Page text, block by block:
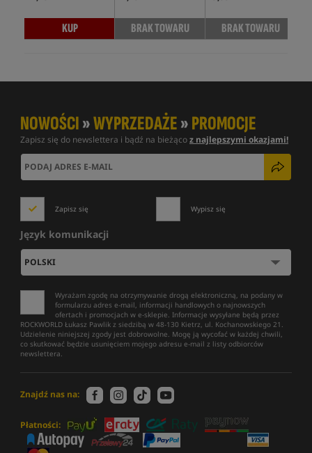
KUP BRAK TOWARU BRAK TOWARU
NOWOŚCI»WYPRZEDAŻE»PROMOCJE
Zapisz się do newslettera i bądź na bieżącoz najlepszymi okazjami!
Zapisz się Wypisz się
Język komunikacji
Wyrażam zgodę na otrzymywanie drogą elektroniczną, na podany w
formularzu adres e-mail, informacji handlowych o najnowszych
ofertach i promocjach w e-sklepie. Informacje wysyłane będą przez
ROCKWORLD Łukasz Pawlik z siedzibą w 48-130 Kietrz, ul. Kochanowskiego 21.
Udzielenie niniejszej zgody jest dobrowolne. Mogę ją wycofać w każdej chwili,
co skutkować będzie usunięciem mojego adresu e-mail z listy odbiorców
newslettera.
Znajdź nas na:
Płatności: